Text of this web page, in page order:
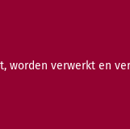
verwerkt en